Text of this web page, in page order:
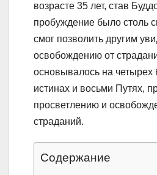
возрасте 35 лет, став
пробуждение было столь
смог позволить другим
освобождению от
основывалось на четырех
истинах и восьми Путях,
просветлению и
страданий.
Содержание